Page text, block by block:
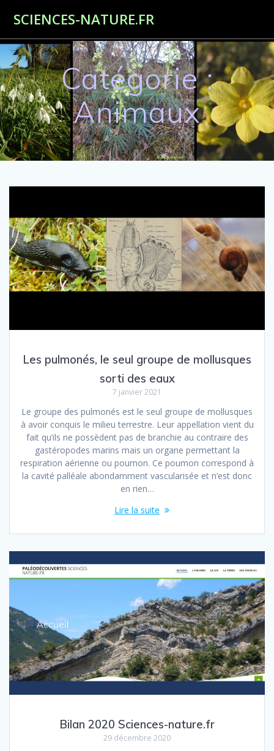
au
SCIENCES-NATURE.FR
Catégorie :
Animaux
Les pulmonés, le seul groupe de mollusques
sorti des eaux
7 janvier 2021
Le groupe des pulmonés est le seul groupe de mollusques
à avoir conquis le milieu terrestre. Leur appellation vient du
fait qu’ils ne possèdent pas de branchie au contraire des
gastéropodes marins mais un organe permettant la
respiration aérienne ou poumon. Ce poumon correspond à
la cavité palléale abondamment vascularisée et n’est donc
en rien…
Lire la suite
Bilan 2020 Sciences-nature.fr
29 décembre 2020